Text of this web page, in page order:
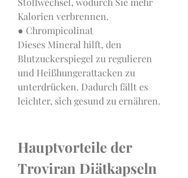
Kalorien verbrennen.
● Chrompicolinat
Dieses Mineral hilft, den
Blutzuckerspiegel zu regulieren
und Heißhungerattacken zu
unterdrücken. Dadurch fällt es
leichter, sich gesund zu ernähren.
Hauptvorteile der
Troviran Diätkapseln